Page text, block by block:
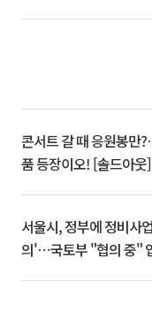
콘서트 갈 때 응원봉만
품 등장이오! [솔드아웃]
서울시, 정부에 정비사
의'⋯국토부 "협의 중"